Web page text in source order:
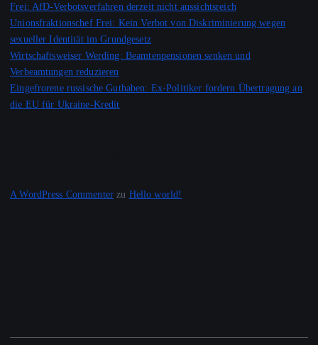
Frei: AfD-Verbotsverfahren derzeit nicht aussichtsreich
Unionsfraktionschef Frei: Kein Verbot von Diskriminierung wegen
sexueller Identität im Grundgesetz
Wirtschaftsweiser Werding: Beamtenpensionen senken und
Verbeamtungen reduzieren
Eingefrorene russische Guthaben: Ex-Politiker fordern Übertragung an
die EU für Ukraine-Kredit
A WordPress Commenter zu Hello world!